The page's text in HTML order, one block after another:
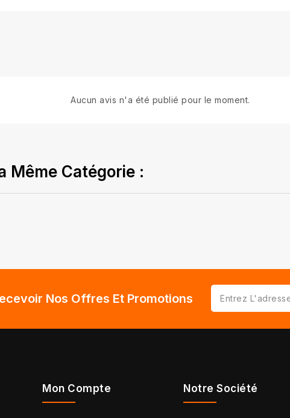
Aucun avis n'a été publié pour le moment.
Même Catégorie :
Nos Offres Et Promotions
Mon Compte Notre Société